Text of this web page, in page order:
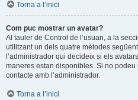
Torna a l’inici
Com puc mostrar un avatar?
Al tauler de Control de l’usuari, a la
utilitzant un dels quatre mètodes
l’administrador qui decideix si els
maneres estan disponibles. Si no
contacte amb l’administrador.
Torna a l’inici